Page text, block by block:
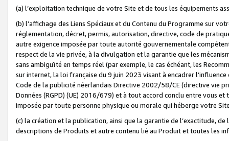
(a) l’exploitation technique de votre Site et de tous les équipements
(b) l’affichage des Liens Spéciaux et du Contenu du Programme sur
réglementation, décret, permis, autorisation, directive, code de
autre exigence imposée par toute autorité gouvernementale
respect de la vie privée, à la divulgation et la garantie que les
sans ambiguïté en temps réel (par exemple, le cas échéant, les
sur internet, la loi française du 9 juin 2023 visant à encadrer
Code de la publicité néerlandais Directive 2002/58/CE (directive vie
Données (RGPD) (UE) 2016/679) et à tout accord conclu entre vous
imposée par toute personne physique ou morale qui héberge votre
(c) la création et la publication, ainsi que la garantie de l’exactitude,
descriptions de Produits et autre contenu lié au Produit et toutes les